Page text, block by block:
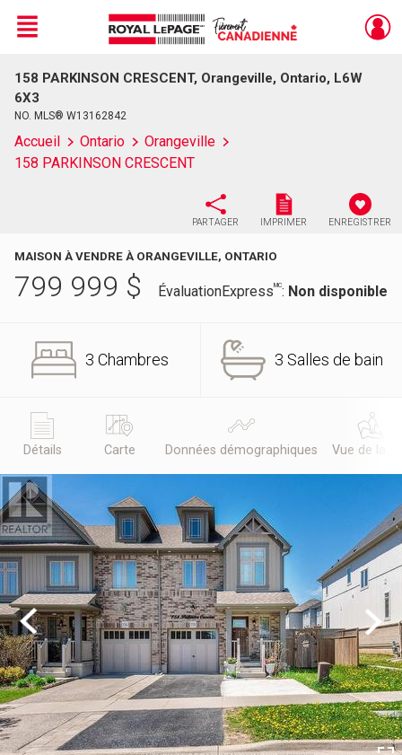
Live
En Direct
Menu
158 PARKINSON CRESCENT, Orangeville, Ontario, L6W
6X3
NO. MLS® W13162842
Accueil Ontario
Orangeville
158 PARKINSON CRESCENT
PARTAGER IMPRIMER ENREGISTRER
MAISON À VENDRE À ORANGEVILLE, ONTARIO
799 999 $ ÉvaluationExpressMC: Non disponible
3 Chambres 3 Salles de bain
Détails Carte Données démographiques Vue de la
Previous Next